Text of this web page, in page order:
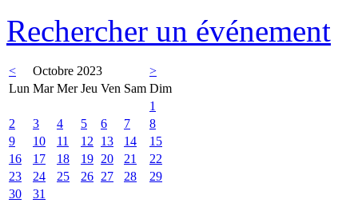
Rechercher un événement
< Octobre 2023
>
Lun Mar Mer Jeu Ven Sam Dim
1
2
3 4 5 6 7
8
9
10 11 12 13 14
15
16
17 18 19 20 21
22
23
24 25 26 27 28
29
30
31